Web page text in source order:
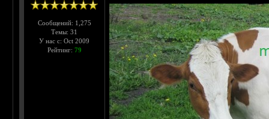
Сообщений: 1,275
Темы: 31
У нас с: Oct 2009
Рейтинг: 79